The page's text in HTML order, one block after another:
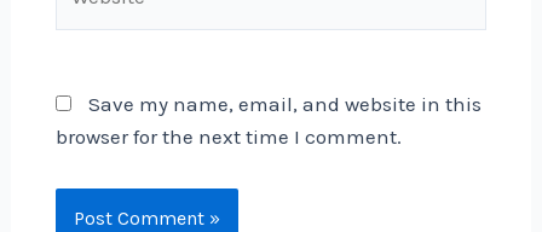
Save my name, email, and website in this
browser for the next time I comment.